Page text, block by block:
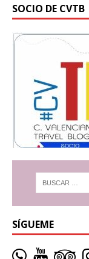
SOCIO DE CVTB
SÍGUEME